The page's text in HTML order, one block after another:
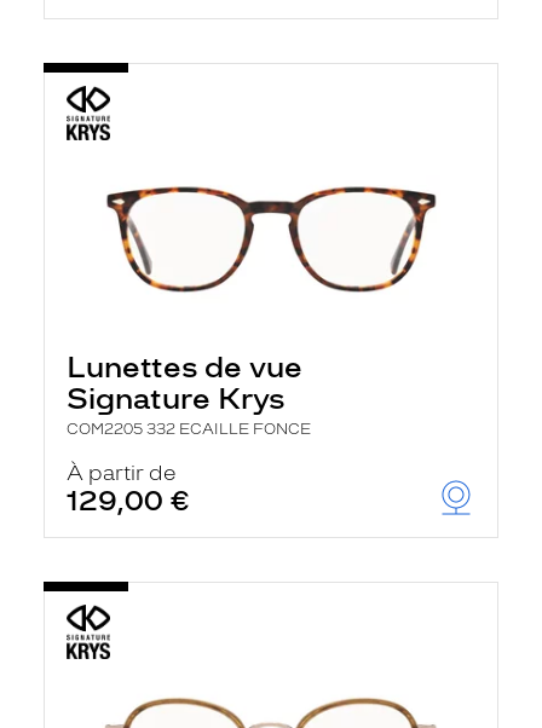
Lunettes de vue
Signature Krys
COM2205 332 ECAILLE FONCE
À partir de
129,00 €